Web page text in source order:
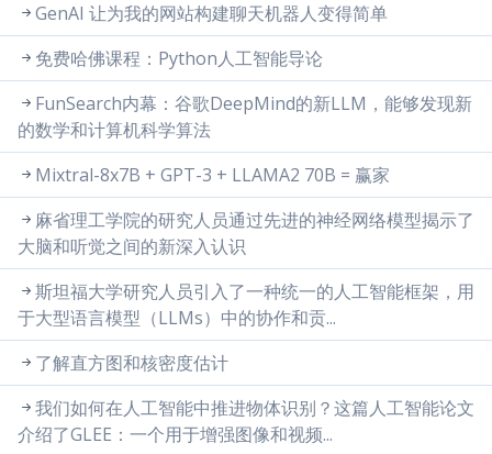
GenAI 让为我的网站构建聊天机器人变得简单
免费哈佛课程：Python人工智能导论
FunSearch内幕：谷歌DeepMind的新LLM，能够发现新
的数学和计算机科学算法
Mixtral-8x7B + GPT-3 + LLAMA2 70B = 赢家
麻省理工学院的研究人员通过先进的神经网络模型揭示了
大脑和听觉之间的新深入认识
斯坦福大学研究人员引入了一种统一的人工智能框架，用
于大型语言模型（LLMs）中的协作和贡...
了解直方图和核密度估计
我们如何在人工智能中推进物体识别？这篇人工智能论文
介绍了GLEE：一个用于增强图像和视频...